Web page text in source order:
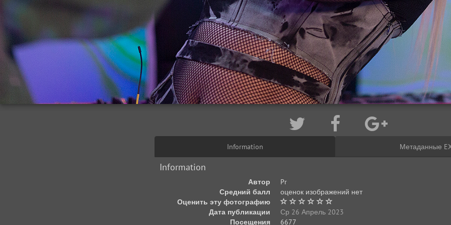
Information Метаданные
Information
Автор
Pr
Средний балл
оценок изображений нет
Оценить эту фотографию
Дата публикации
Ср 26 Апрель 2023
Посещения
6677